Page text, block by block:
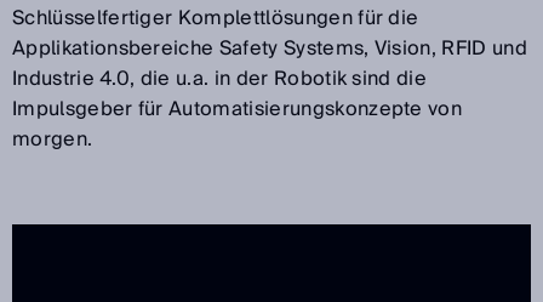
Schlüsselfertiger Komplettlösungen für die
Applikationsbereiche Safety Systems, Vision, RFID und
Industrie 4.0, die u.a. in der Robotik sind die
Impulsgeber für Automatisierungskonzepte von
morgen.